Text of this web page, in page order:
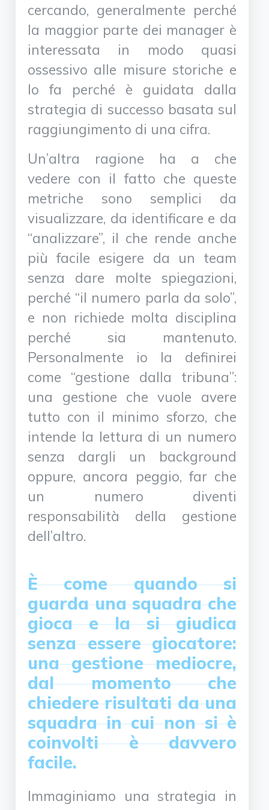
cercando, generalmente perché
la maggior parte dei manager è
interessata in modo quasi
ossessivo alle misure storiche e
lo fa perché è guidata dalla
strategia di successo basata sul
raggiungimento di una cifra.
Un’altra ragione ha a che
vedere con il fatto che queste
metriche sono semplici da
visualizzare, da identificare e da
“analizzare”, il che rende anche
più facile esigere da un team
senza dare molte spiegazioni,
perché “il numero parla da solo”,
e non richiede molta disciplina
perché sia mantenuto.
Personalmente io la definirei
come “gestione dalla tribuna”:
una gestione che vuole avere
tutto con il minimo sforzo, che
intende la lettura di un numero
senza dargli un background
oppure, ancora peggio, far che
un numero diventi
responsabilità della gestione
dell’altro.
È come quando si
guarda una squadra che
gioca e la si giudica
senza essere giocatore:
una gestione mediocre,
dal momento che
chiedere risultati da una
squadra in cui non si è
coinvolti è davvero
facile.
Immaginiamo una strategia in